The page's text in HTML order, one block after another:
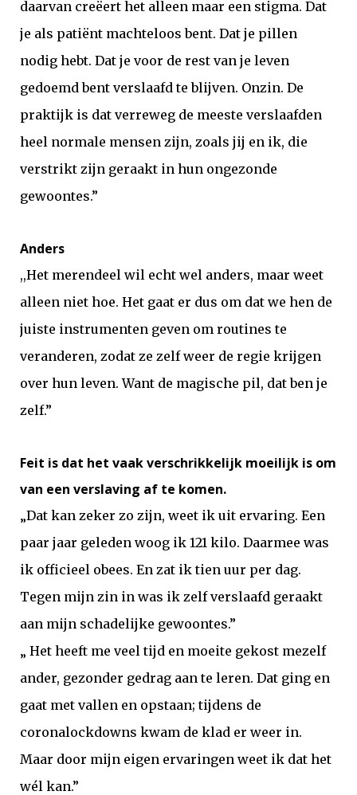
daarvan creëert het alleen maar een stigma. Dat
je als patiënt machteloos bent. Dat je pillen
nodig hebt. Dat je voor de rest van je leven
gedoemd bent verslaafd te blijven. Onzin. De
praktijk is dat verreweg de meeste verslaafden
heel normale mensen zijn, zoals jij en ik, die
verstrikt zijn geraakt in hun ongezonde
gewoontes.”
Anders
,,Het merendeel wil echt wel anders, maar weet
alleen niet hoe. Het gaat er dus om dat we hen de
juiste instrumenten geven om routines te
veranderen, zodat ze zelf weer de regie krijgen
over hun leven. Want de magische pil, dat ben je
zelf.”
Feit is dat het vaak verschrikkelijk moeilijk is om
van een verslaving af te komen.
„Dat kan zeker zo zijn, weet ik uit ervaring. Een
paar jaar geleden woog ik 121 kilo. Daarmee was
ik officieel obees. En zat ik tien uur per dag.
Tegen mijn zin in was ik zelf verslaafd geraakt
aan mijn schadelijke gewoontes.”
„ Het heeft me veel tijd en moeite gekost mezelf
ander, gezonder gedrag aan te leren. Dat ging en
gaat met vallen en opstaan; tijdens de
coronalockdowns kwam de klad er weer in.
Maar door mijn eigen ervaringen weet ik dat het
wél kan.”